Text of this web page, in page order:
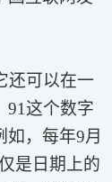
还可以在一
91这个数字
，每年9月
是日期上的